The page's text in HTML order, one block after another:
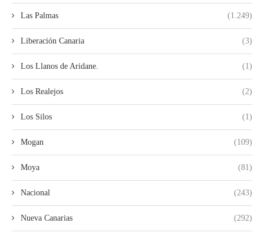
Las Palmas (1.249)
Liberación Canaria (3)
Los Llanos de Aridane. (1)
Los Realejos (2)
Los Silos (1)
Mogan (109)
Moya (81)
Nacional (243)
Nueva Canarias (292)